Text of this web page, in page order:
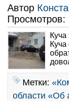
Автор
Просмотров:
Метки:
области «Об